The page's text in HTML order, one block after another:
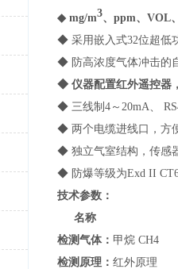
◆ mg/m3、ppm、VOL
◆ 采用嵌入式32位超低
◆ 防高浓度气体冲击的
◆ 仪器配置红外遥控器
◆ 三线制4～20mA、
◆ 两个电缆进线口，方
◆ 独立气室结构，传感
◆ 防爆等级为Exd II
技术参数：
名称
检测气体： 甲烷 CH4
检测原理： 红外原理